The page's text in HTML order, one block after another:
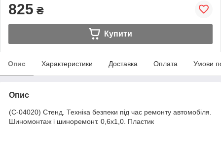
825 ₴
Купити
Опис Характеристики Доставка Оплата Умови
Опис
(С-04020) Стенд. Техніка безпеки під час ремонту автомобіля.
Шиномонтаж і шиноремонт. 0,6х1,0. Пластик